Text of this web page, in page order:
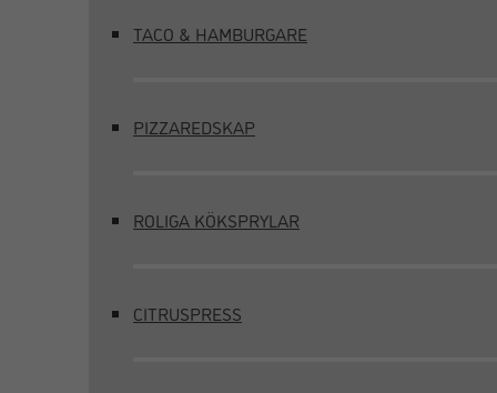
TACO & HAMBURGARE
PIZZAREDSKAP
ROLIGA KÖKSPRYLAR
CITRUSPRESS